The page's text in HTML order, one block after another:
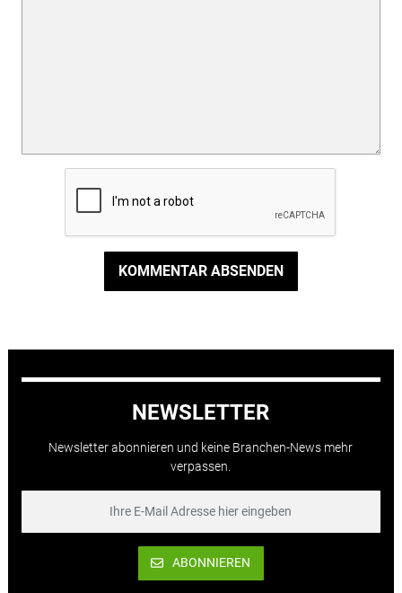
KOMMENTAR ABSENDEN
NEWSLETTER
Newsletter abonnieren und keine Branchen-News mehr
verpassen.
ABONNIEREN